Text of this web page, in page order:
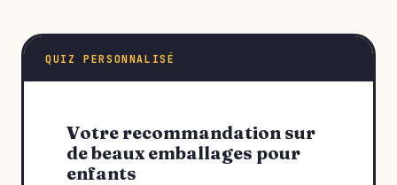
QUIZ PERSONNALISÉ
Votre recommandation sur
de beaux emballages pour
enfants